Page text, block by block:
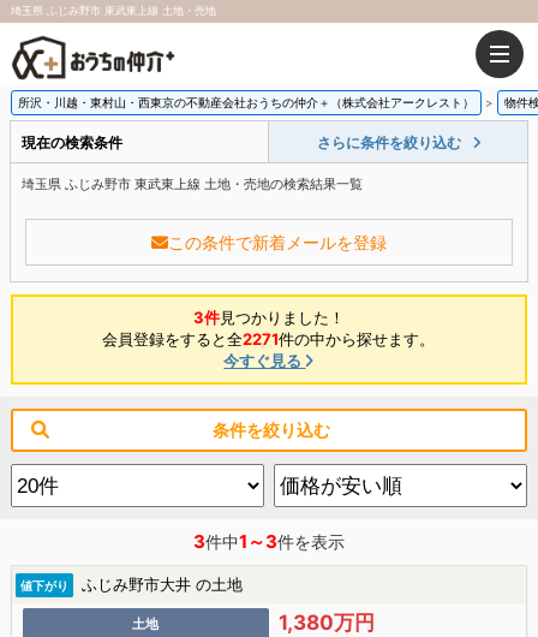
埼玉県 ふじみ野市 東武東上線 土地・売地
所沢・川越・東村山・西東京の不動産会社おうちの仲介＋（株式会社アークレスト） 物件
現在の検索条件 さらに条件を絞り込む
埼玉県 ふじみ野市 東武東上線 土地・売地の検索結果一覧
この条件で新着メールを登録
3件見つかりました！
会員登録をすると全2271件の中から探せます。
今すぐ見る
条件を絞り込む
3件中1～3件を表示
値下がり ふじみ野市大井 の土地
土地 1,380万円